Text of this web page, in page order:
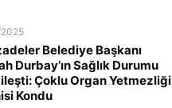
Belediye Başkanı
Durbay’ın Sağlık Durumu
Çoklu Organ Yetmezliği
Kondu